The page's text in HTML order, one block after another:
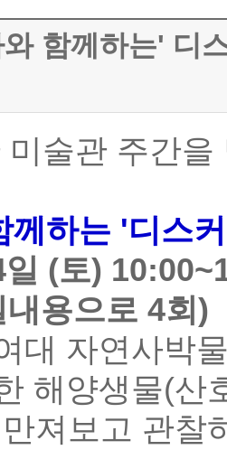
함께하는' 디
미술관 주간
께하는 '디스
(토)
용으로 4회)
대 자연사박
해양생물(산
져보고 관찰